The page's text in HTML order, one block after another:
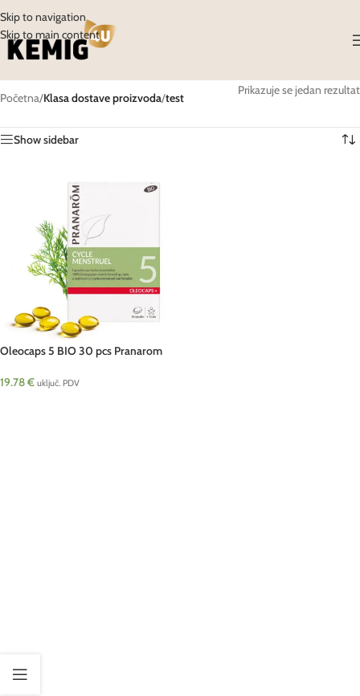
Skip to navigation
Skip to main content
Početna/Klasa dostave proizvoda/test
Prikazuje se jedan rezultat
Show sidebar
Oleocaps 5 BIO 30 pcs Pranarom
19.78€ uključ. PDV